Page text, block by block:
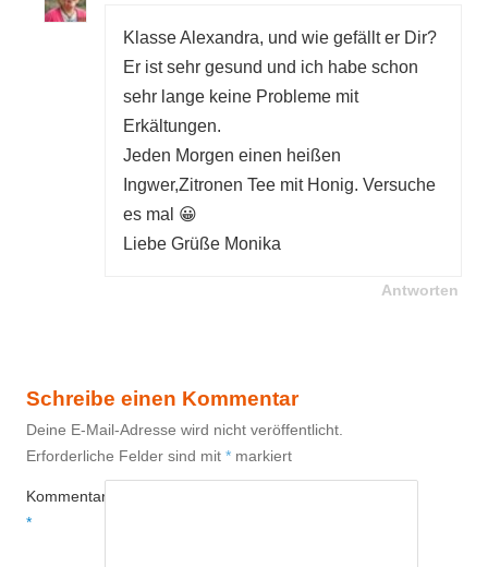
Klasse Alexandra, und wie gefällt er Dir?
Er ist sehr gesund und ich habe schon
sehr lange keine Probleme mit
Erkältungen.
Jeden Morgen einen heißen
Ingwer,Zitronen Tee mit Honig. Versuche
es mal 😀
Liebe Grüße Monika
Antworten
Schreibe einen Kommentar
Deine E-Mail-Adresse wird nicht veröffentlicht.
Erforderliche Felder sind mit * markiert
Kommentar
*